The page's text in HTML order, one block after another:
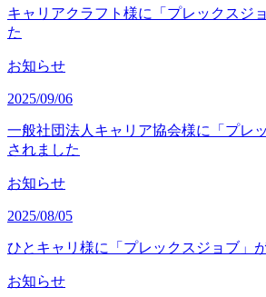
キャリアクラフト様に「プレックスジ
た
お知らせ
2025/09/06
一般社団法人キャリア協会様に「プレ
されました
お知らせ
2025/08/05
ひとキャリ様に「プレックスジョブ」
お知らせ